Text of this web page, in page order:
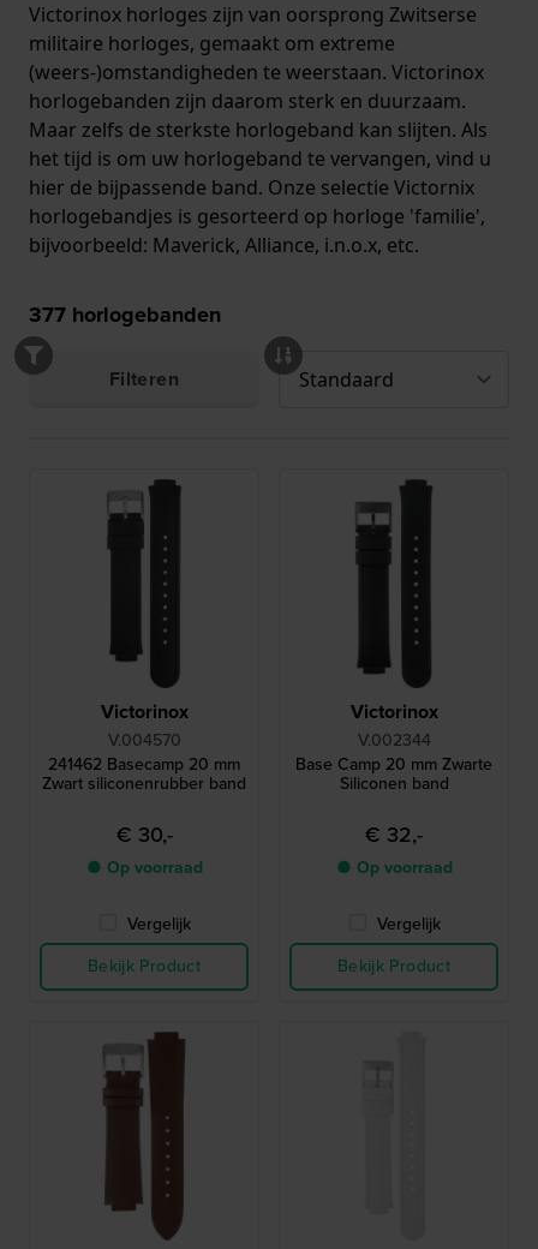
Victorinox horloges zijn van oorsprong Zwitserse
militaire horloges, gemaakt om extreme
(weers-)omstandigheden te weerstaan. Victorinox
horlogebanden zijn daarom sterk en duurzaam.
Maar zelfs de sterkste horlogeband kan slijten. Als
het tijd is om uw horlogeband te vervangen, vind u
hier de bijpassende band. Onze selectie Victornix
horlogebandjes is gesorteerd op horloge 'familie',
bijvoorbeeld: Maverick, Alliance, i.n.o.x, etc.
377 horlogebanden
Filteren
Victorinox
V.004570
241462 Basecamp 20 mm
Zwart siliconenrubber band
€ 30,-
● Op voorraad
Vergelijk
Bekijk Product
Victorinox
V.002344
Base Camp 20 mm Zwarte
Siliconen band
€ 32,-
● Op voorraad
Vergelijk
Bekijk Product